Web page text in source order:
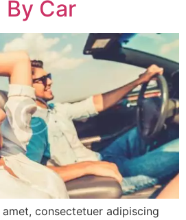
By Car
consectetuer adipiscing